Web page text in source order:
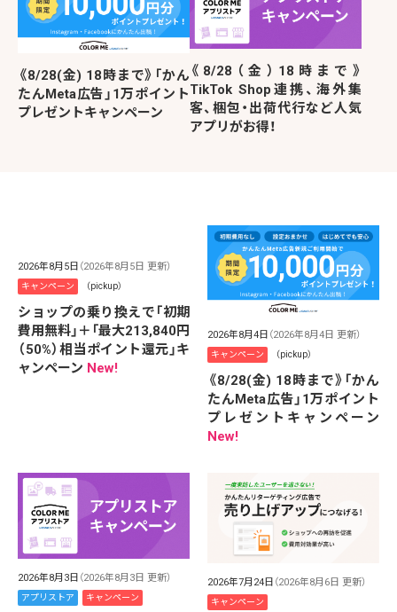
《8/28(金) 18時まで》「かん
たんMeta広告」1万ポイント
プレゼントキャンペーン
《8/28（金）18時まで》
TikTok Shop連携、海外集
客、梱包・出荷代行など人気
アプリがお得！
2026年8月5日 （2026年8月5日 更新）
キャンペーン （pickup）
ショップの乗り換えで「初期
費用無料」＋「最大213,840円
（50%）相当ポイント還元」キ
ャンペーン New!
2026年8月4日 （2026年8月4日 更新）
キャンペーン （pickup）
《8/28(金) 18時まで》「かん
たんMeta広告」1万ポイント
プレゼントキャンペーン
New!
2026年8月3日 （2026年8月3日 更新）
アプリストア キャンペーン
2026年7月24日 （2026年8月6日 更新）
キャンペーン